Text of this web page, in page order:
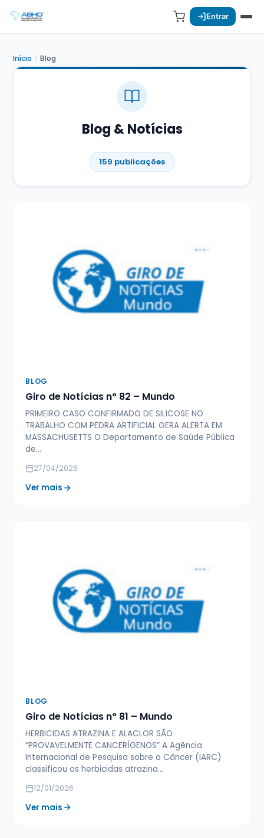
Entrar
Início Blog
Blog & Notícias
159 publicações
BLOG
Giro de Notícias n° 82 – Mundo
PRIMEIRO CASO CONFIRMADO DE SILICOSE NO
TRABALHO COM PEDRA ARTIFICIAL GERA ALERTA EM
MASSACHUSETTS O Departamento de Saúde Pública
de…
27/04/2026
Ver mais
BLOG
Giro de Notícias n° 81 – Mundo
HERBICIDAS ATRAZINA E ALACLOR SÃO
“PROVAVELMENTE CANCERÍGENOS” A Agência
Internacional de Pesquisa sobre o Câncer (IARC)
classificou os herbicidas atrazina…
12/01/2026
Ver mais